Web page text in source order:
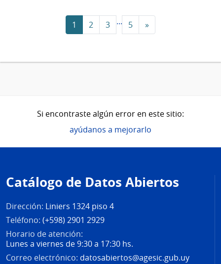
1 2 3 ... 5 »
Si encontraste algún error en este sitio:
ayúdanos a mejorarlo
de
página
Catálogo de Datos Abiertos
Dirección: Liniers 1324 piso 4
Teléfono: (+598) 2901 2929
Horario de atención:
Lunes a viernes de 9:30 a 17:30 hs.
Correo electrónico: datosabiertos@agesic.gub.uy